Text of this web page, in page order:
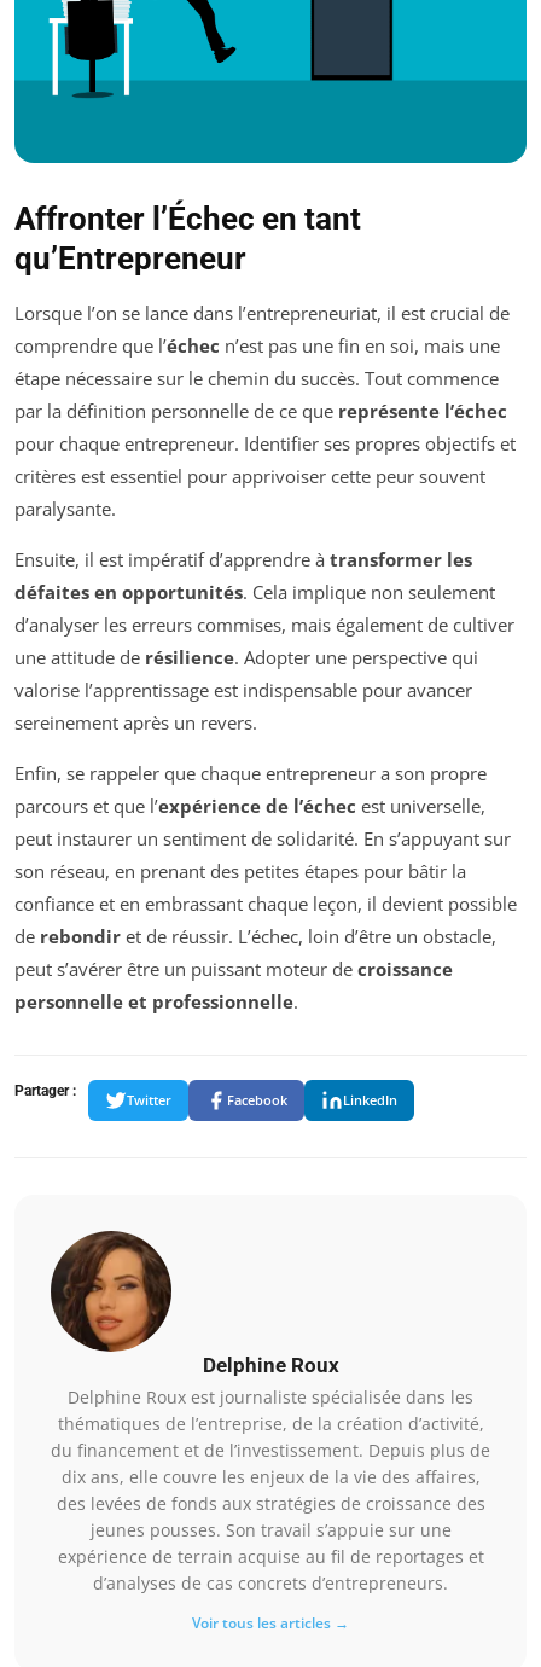
Affronter l’Échec en tant
qu’Entrepreneur
Lorsque l’on se lance dans l’entrepreneuriat, il est crucial de
comprendre que l’échec n’est pas une fin en soi, mais une
étape nécessaire sur le chemin du succès. Tout commence
par la définition personnelle de ce que représente l’échec
pour chaque entrepreneur. Identifier ses propres objectifs et
critères est essentiel pour apprivoiser cette peur souvent
paralysante.
Ensuite, il est impératif d’apprendre à transformer les
défaites en opportunités. Cela implique non seulement
d’analyser les erreurs commises, mais également de cultiver
une attitude de résilience. Adopter une perspective qui
valorise l’apprentissage est indispensable pour avancer
sereinement après un revers.
Enfin, se rappeler que chaque entrepreneur a son propre
parcours et que l’expérience de l’échec est universelle,
peut instaurer un sentiment de solidarité. En s’appuyant sur
son réseau, en prenant des petites étapes pour bâtir la
confiance et en embrassant chaque leçon, il devient possible
de rebondir et de réussir. L’échec, loin d’être un obstacle,
peut s’avérer être un puissant moteur de croissance
personnelle et professionnelle.
Partager :
Twitter Facebook LinkedIn
Delphine Roux
Delphine Roux est journaliste spécialisée dans les
thématiques de l’entreprise, de la création d’activité,
du financement et de l’investissement. Depuis plus de
dix ans, elle couvre les enjeux de la vie des affaires,
des levées de fonds aux stratégies de croissance des
jeunes pousses. Son travail s’appuie sur une
expérience de terrain acquise au fil de reportages et
d’analyses de cas concrets d’entrepreneurs.
Voir tous les articles →